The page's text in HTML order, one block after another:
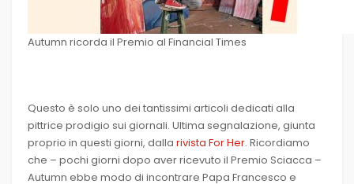
Autumn ricorda il Premio al Financial Times
Questo è solo uno dei tantissimi articoli dedicati alla
pittrice prodigio sui giornali. Ultima segnalazione, giunta
proprio in questi giorni, dalla rivista For Her. Ricordiamo
che – pochi giorni dopo aver ricevuto il Premio Sciacca –
Autumn ebbe modo di incontrare Papa Francesco e